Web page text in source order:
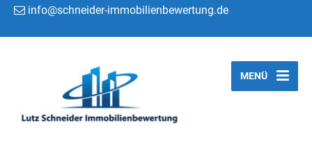
info@schneider-immobilienbewertung.de
MENÜ